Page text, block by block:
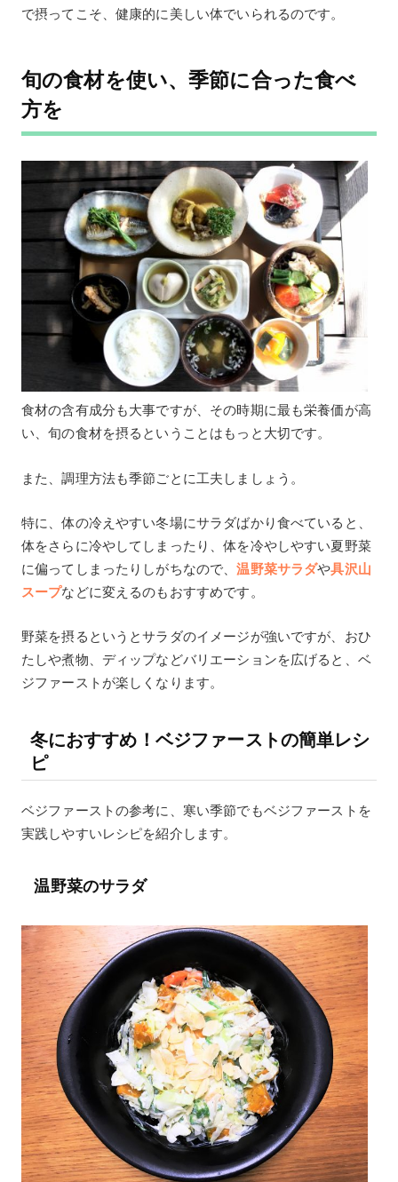
で摂ってこそ、健康的に美しい体でいられるのです。
旬の食材を使い、季節に合った食べ
方を
食材の含有成分も大事ですが、その時期に最も栄養価が高
い、旬の食材を摂るということはもっと大切です。
また、調理方法も季節ごとに工夫しましょう。
特に、体の冷えやすい冬場にサラダばかり食べていると、
体をさらに冷やしてしまったり、体を冷やしやすい夏野菜
に偏ってしまったりしがちなので、温野菜サラダや具沢山
スープなどに変えるのもおすすめです。
野菜を摂るというとサラダのイメージが強いですが、おひ
たしや煮物、ディップなどバリエーションを広げると、ベ
ジファーストが楽しくなります。
冬におすすめ！ベジファーストの簡単レシ
ピ
ベジファーストの参考に、寒い季節でもベジファーストを
実践しやすいレシピを紹介します。
温野菜のサラダ